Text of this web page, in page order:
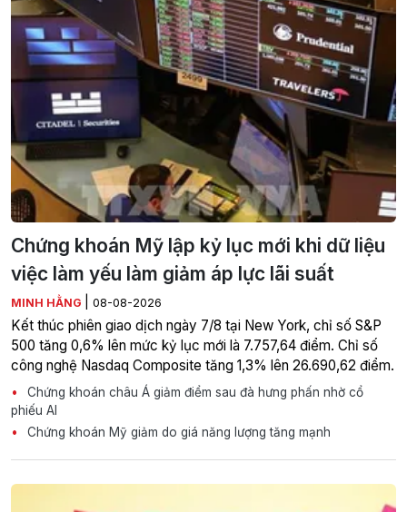
Chứng khoán Mỹ lập kỷ lục mới khi dữ liệu
việc làm yếu làm giảm áp lực lãi suất
MINH HẰNG 08-08-2026
Kết thúc phiên giao dịch ngày 7/8 tại New York, chỉ số S&P
500 tăng 0,6% lên mức kỷ lục mới là 7.757,64 điểm. Chỉ số
công nghệ Nasdaq Composite tăng 1,3% lên 26.690,62 điểm.
Chứng khoán châu Á giảm điểm sau đà hưng phấn nhờ cổ
phiếu AI
Chứng khoán Mỹ giảm do giá năng lượng tăng mạnh